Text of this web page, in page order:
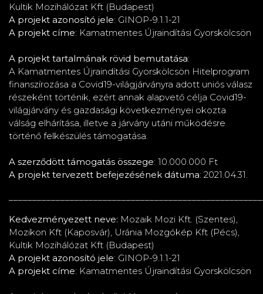
Kultik Mozihálózat Kft (Budapest)
A projekt azonosító jele: GINOP-9.1.1-21
A projekt címe: Kamatmentes Újraindítási Gyorskölcsön
A projekt tartalmának rövid bemutatása:
A Kamatmentes Újraindítási Gyorskölcsön Hitelprogram
finanszírozása a Covid19-világjárványra adott uniós válasz
részeként történik, ezért annak alapvető célja Covid19-
világjárvány és gazdasági következményei okozta
válság elhárítása, illetve a járvány utáni működésre
történő felkészülés támogatása.
A szerződött támogatás összege: 10.000.000 Ft
A projekt tervezett befejezésének dátuma: 2021.04.31.
K edvezményezett neve: Mozaik Mozi Kft. (Szentes),
Mozikon Kft (Kaposvár), Uránia Mozgókép Kft (Pécs),
Kultik Mozihálózat Kft (Budapest)
A projekt azonosító jele: GINOP-9.1.1-21
A projekt címe: Kamatmentes Újraindítási Gyorskölcsön